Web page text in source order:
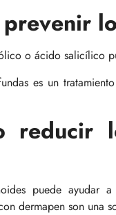
o ácido salicílico
es un
reducir
puede ayudar
dermapen son una